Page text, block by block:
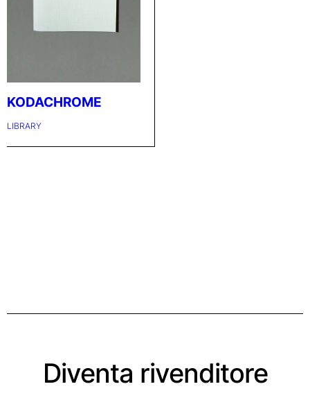
KODACHROME
LIBRARY
Diventa rivenditore